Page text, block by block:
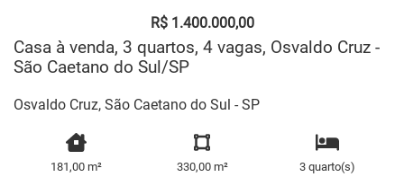
R$ 1.400.000,00
Casa à venda, 3 quartos, 4 vagas, Osvaldo Cruz -
São Caetano do Sul/SP
Osvaldo Cruz, São Caetano do Sul - SP
181,00 m² 330,00 m² 3 quarto(s)